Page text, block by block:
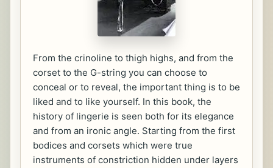
From the crinoline to thigh highs, and from the
corset to the G-string you can choose to
conceal or to reveal, the important thing is to be
liked and to like yourself. In this book, the
history of lingerie is seen both for its elegance
and from an ironic angle. Starting from the first
bodices and corsets which were true
instruments of constriction hidden under layers